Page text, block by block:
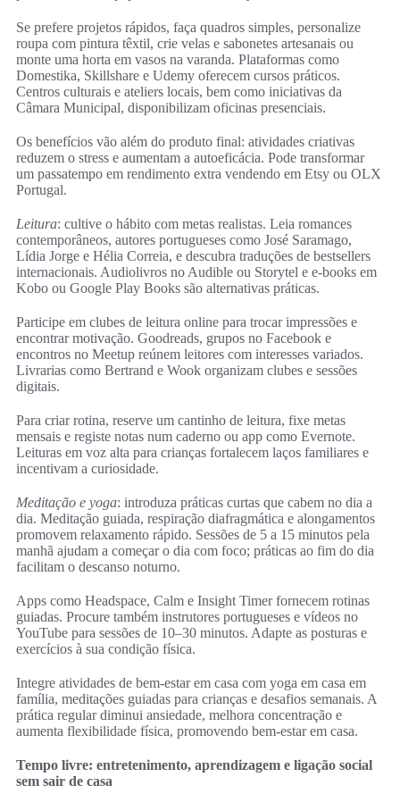
Se prefere projetos rápidos, faça quadros simples, personalize
roupa com pintura têxtil, crie velas e sabonetes artesanais ou
monte uma horta em vasos na varanda. Plataformas como
Domestika, Skillshare e Udemy oferecem cursos práticos.
Centros culturais e ateliers locais, bem como iniciativas da
Câmara Municipal, disponibilizam oficinas presenciais.
Os benefícios vão além do produto final: atividades criativas
reduzem o stress e aumentam a autoeficácia. Pode transformar
um passatempo em rendimento extra vendendo em Etsy ou OLX
Portugal.
Leitura: cultive o hábito com metas realistas. Leia romances
contemporâneos, autores portugueses como José Saramago,
Lídia Jorge e Hélia Correia, e descubra traduções de bestsellers
internacionais. Audiolivros no Audible ou Storytel e e-books em
Kobo ou Google Play Books são alternativas práticas.
Participe em clubes de leitura online para trocar impressões e
encontrar motivação. Goodreads, grupos no Facebook e
encontros no Meetup reúnem leitores com interesses variados.
Livrarias como Bertrand e Wook organizam clubes e sessões
digitais.
Para criar rotina, reserve um cantinho de leitura, fixe metas
mensais e registe notas num caderno ou app como Evernote.
Leituras em voz alta para crianças fortalecem laços familiares e
incentivam a curiosidade.
Meditação e yoga: introduza práticas curtas que cabem no dia a
dia. Meditação guiada, respiração diafragmática e alongamentos
promovem relaxamento rápido. Sessões de 5 a 15 minutos pela
manhã ajudam a começar o dia com foco; práticas ao fim do dia
facilitam o descanso noturno.
Apps como Headspace, Calm e Insight Timer fornecem rotinas
guiadas. Procure também instrutores portugueses e vídeos no
YouTube para sessões de 10–30 minutos. Adapte as posturas e
exercícios à sua condição física.
Integre atividades de bem-estar em casa com yoga em casa em
família, meditações guiadas para crianças e desafios semanais. A
prática regular diminui ansiedade, melhora concentração e
aumenta flexibilidade física, promovendo bem‑estar em casa.
Tempo livre: entretenimento, aprendizagem e ligação social
sem sair de casa